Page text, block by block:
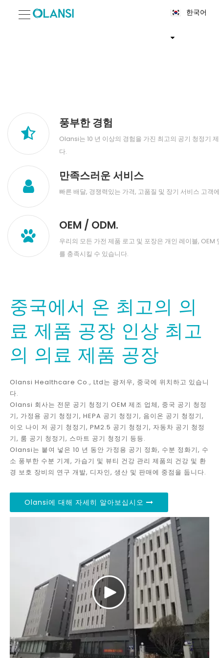
한국어
풍부한 경험
Olansi는 10 년 이상의 경험을 가진 최고의 공기 청정기
다.
만족스러운 서비스
빠른 배달, 경쟁력있는 가격, 고품질 및 장기 서비스 고객
OEM / ODM.
우리의 모든 가전 제품 로고 및 포장은 개인 레이블,
를 충족시킬 수 있습니다.
중국에서 온 최고의 의
료 제품 공장 인상 최고
의 의료 제품 공장
Olansi Healthcare Co., Ltd는 광저우, 중국에 위치하고 있습니
다.
Olansi 회사는 전문 공기 청정기 OEM 제조 업체, 중국 공기 청정
기, 가정용 공기 청정기, HEPA 공기 청정기, 음이온 공기 청정기,
이오 나이 저 공기 청정기, PM2.5 공기 청정기, 자동차 공기 청정
기, 룸 공기 청정기, 스마트 공기 청정기 등등.
Olansi는 붙여 넣은 10 년 동안 가정용 공기 정화, 수분 정화기, 수
소 풍부한 수분 기계, 가습기 및 뷰티 건강 관리 제품의 건강 및 환
경 보호 장비의 연구 개발, 디자인, 생산 및 판매에 중점을 둡니다.
Olansi에 대해 자세히 알아보십시오